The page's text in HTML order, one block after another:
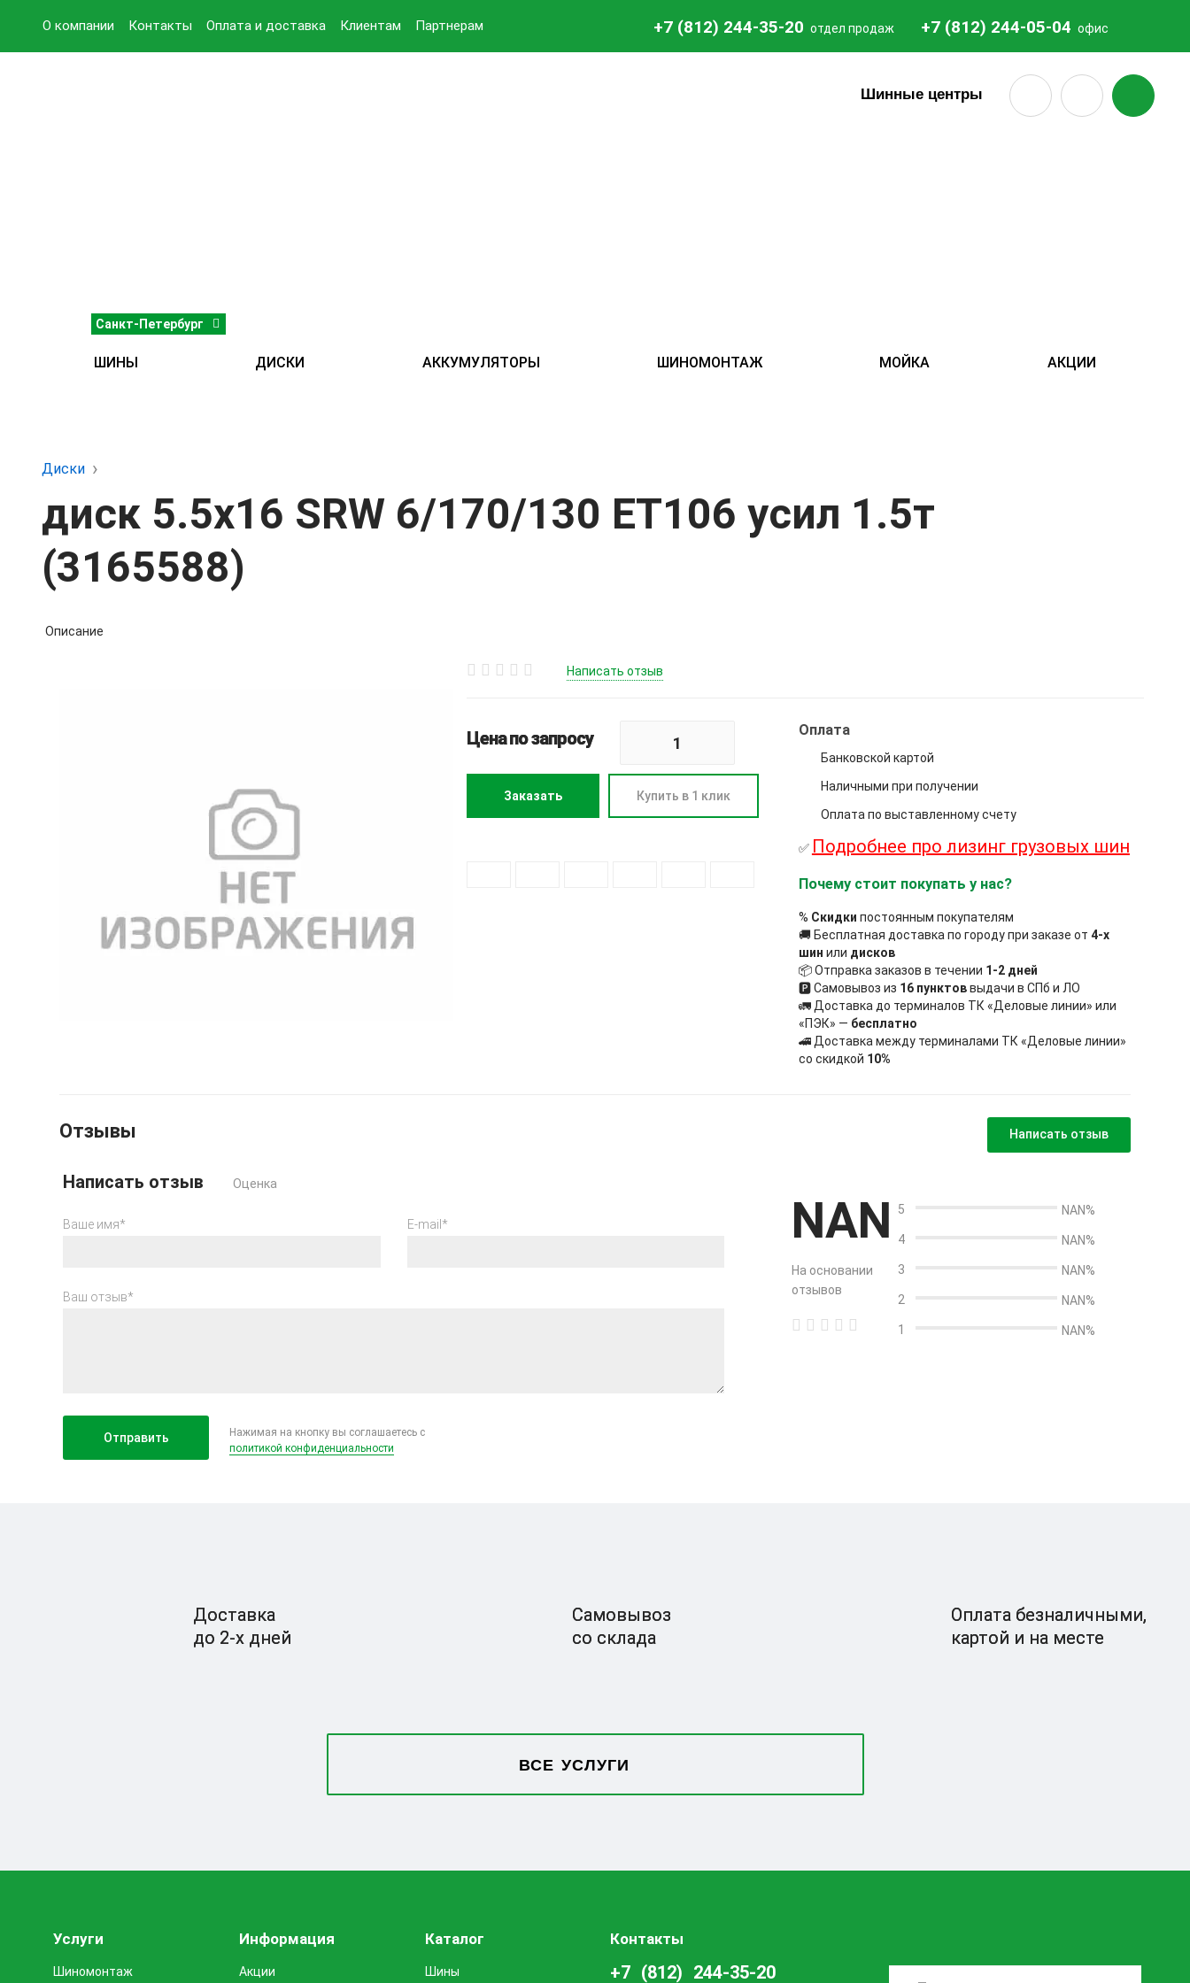
О компании Контакты Оплата и доставка Клиентам Партнерам +7 (812) 244-35-20 отдел продаж +7 (812) 244-05-04 офис
Санкт-Петербург
Шинные центры
ШИНЫ ДИСКИ АККУМУЛЯТОРЫ ШИНОМОНТАЖ МОЙКА АКЦИИ
Диски
диск 5.5х16 SRW 6/170/130 ET106 усил 1.5т
(3165588)
Описание
Написать отзыв
Цена по запросу
Заказать Купить в 1 клик
Оплата
Банковской картой
Наличными при получении
Оплата по выставленному счету
✅ Подробнее про лизинг грузовых шин
Почему стоит покупать у нас?
% Скидки постоянным покупателям
🚚 Бесплатная доставка по городу при заказе от 4-х
шин или дисков
📦 Отправка заказов в течении 1-2 дней
🅿 Самовывоз из 16 пунктоввыдачи в СПб и ЛО
🚛 Доставка до терминалов ТК «Деловые линии» или
«ПЭК» — бесплатно
🚄 Доставка между терминалами ТК «Деловые линии»
со скидкой 10%
Отзывы Написать отзыв
NAN
На основании
отзывов
5 NAN%
4 NAN%
3 NAN%
2 NAN%
1 NAN%
Написать отзыв Оценка
Ваше имя* E-mail*
Ваш отзыв*
Нажимая на кнопку вы соглашаетесь с
политикой конфиденциальности
Доставка
до 2-x дней
Самовывоз
со склада
Оплата безналичными,
картой и на месте
ВСЕ УСЛУГИ
Услуги
Шиномонтаж
Информация
Акции
Каталог
Шины
Контакты
+7 (812) 244-35-20